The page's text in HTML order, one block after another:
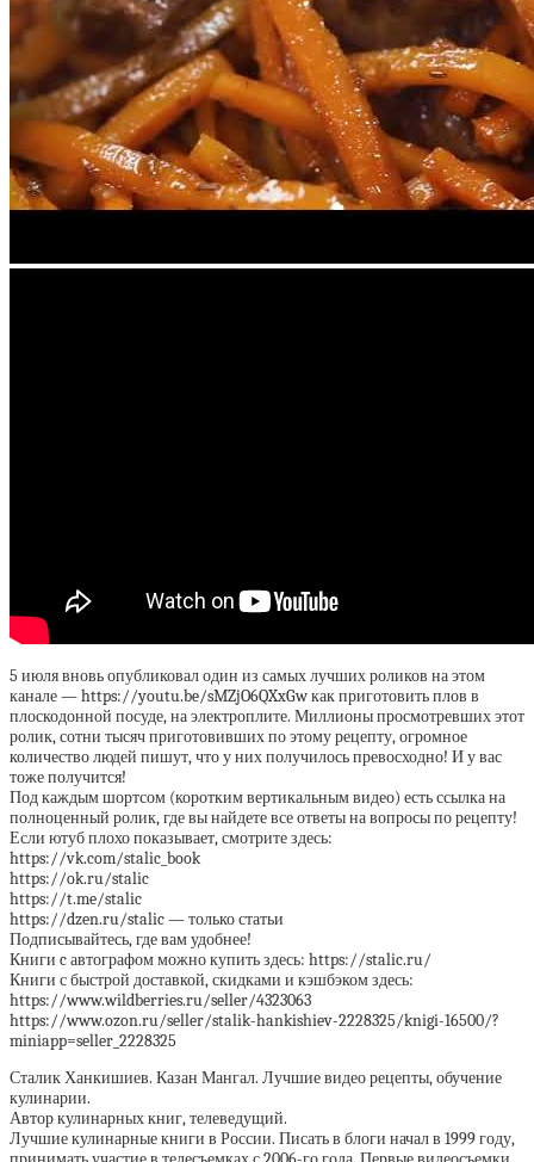
5 июля вновь опубликовал один из самых лучших роликов на этом
канале — https://youtu.be/sMZjO6QXxGw как приготовить плов в
плоскодонной посуде, на электроплите. Миллионы просмотревших этот
ролик, сотни тысяч приготовивших по этому рецепту, огромное
количество людей пишут, что у них получилось превосходно! И у вас
тоже получится!
Под каждым шортсом (коротким вертикальным видео) есть ссылка на
полноценный ролик, где вы найдете все ответы на вопросы по рецепту!
Если ютуб плохо показывает, смотрите здесь:
https://vk.com/stalic_book
https://ok.ru/stalic
https://t.me/stalic
https://dzen.ru/stalic — только статьи
Подписывайтесь, где вам удобнее!
Книги c автографом можно купить здесь: https://stalic.ru/
Книги с быстрой доставкой, скидками и кэшбэком здесь:
https://www.wildberries.ru/seller/4323063
https://www.ozon.ru/seller/stalik-hankishiev-2228325/knigi-16500/?
miniapp=seller_2228325
Сталик Ханкишиев. Казан Мангал. Лучшие видео рецепты, обучение
кулинарии.
Автор кулинарных книг, телеведущий.
Лучшие кулинарные книги в России. Писать в блоги начал в 1999 году,